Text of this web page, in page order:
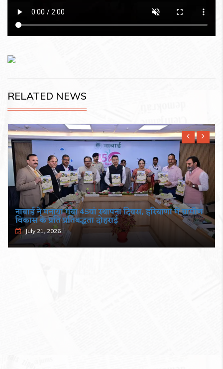
RELATED NEWS
नाबार्ड ने मनाया गया 45वां स्थापना दिवस, हरियाणा में ग्रामीण
विकास के प्रति प्रतिबद्धता दोहराई
July 21, 2026